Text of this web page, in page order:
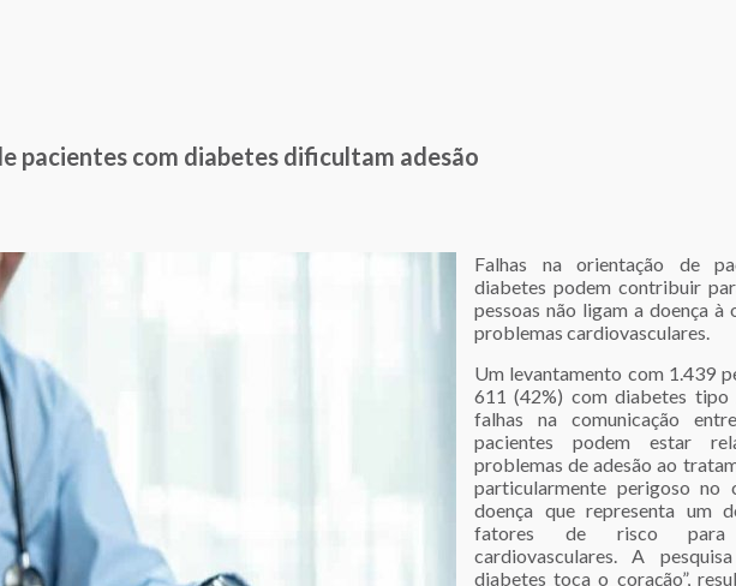
pacientes com diabetes dificultam adesão
Falhas na orientação de
diabetes podem contribuir
pessoas não ligam a doença à
problemas cardiovasculares.
Um levantamento com 1.439
611 (42%) com diabetes tipo
falhas na comunicação
pacientes podem estar
problemas de adesão ao
particularmente perigoso no
doença que representa um
fatores de risco para
cardiovasculares. A
diabetes toca o coração”,